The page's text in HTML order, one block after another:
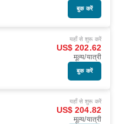
बुक करें
यहाँ से शुरू करें
US$ 202.62
मूल्य/यात्री
बुक करें
यहाँ से शुरू करें
US$ 204.82
मूल्य/यात्री